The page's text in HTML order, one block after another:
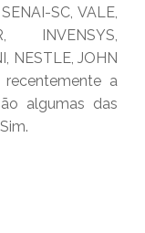
SC, VALE,
INVENSYS,
NESTLE, JOHN
recentemente a
algumas das